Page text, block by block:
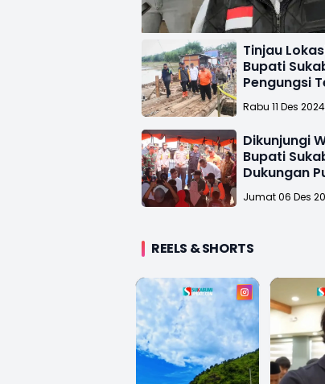
Tinjau
Bupati
Pengungsi
dengan Baik
Rabu 11 Des
Dikunjungi
Bupati
Dukungan
Pemulihan
Bencana
Jumat 06 Des
REELS & SHORTS